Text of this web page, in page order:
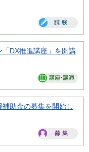
「DX推進講座」を開講
助金の募集を開始し